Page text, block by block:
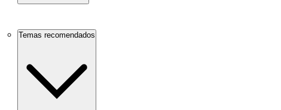
Temas recomendados